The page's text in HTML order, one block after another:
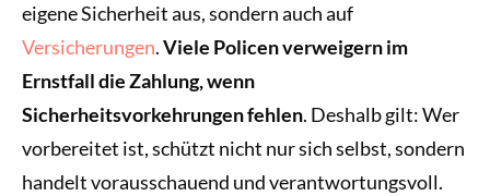
eigene Sicherheit aus, sondern auch auf
Versicherungen.Viele Policen verweigern im
Ernstfall die Zahlung, wenn
Sicherheitsvorkehrungen fehlen. Deshalb gilt: Wer
vorbereitet ist, schützt nicht nur sich selbst, sondern
handelt vorausschauend und verantwortungsvoll.